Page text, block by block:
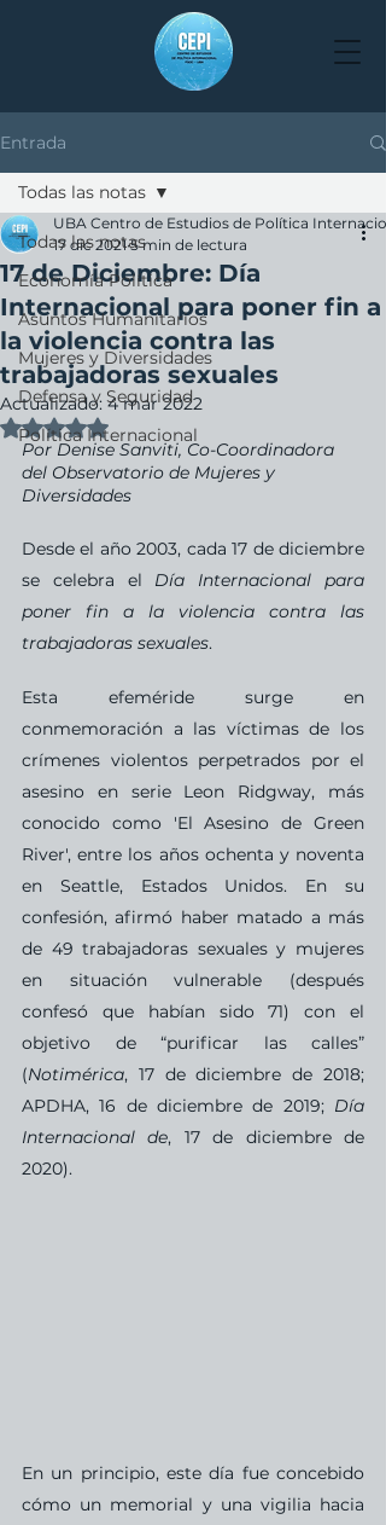
Entrada
Todas las notas
Economía Política
Asuntos Humanitarios
Mujeres y Diversidades
Defensa y Seguridad
Política Internacional
Todas las notas
17 de Diciembre: Día
Internacional para poner fin a
la violencia contra las
trabajadoras sexuales
UBA Centro de Estudios de Política
17 dic 2021 5 min de lectura
Actualizado:4 mar 2022
Obtuvo NaN de 5 estrellas.
Por Denise Sanviti, Co-Coordinadora
del Observatorio de Mujeres y
Diversidades
Desde el año 2003, cada 17 de diciembre
se celebra el Día Internacional para
poner fin a la violencia contra las
trabajadoras sexuales.
Esta efeméride surge en
conmemoración a las víctimas de los
crímenes violentos perpetrados por el
asesino en serie Leon Ridgway, más
conocido como 'El Asesino de Green
River', entre los años ochenta y noventa
en Seattle, Estados Unidos. En su
confesión, afirmó haber matado a más
de 49 trabajadoras sexuales y mujeres
en situación vulnerable (después
confesó que habían sido 71) con el
objetivo de “purificar las calles”
(Notimérica, 17 de diciembre de 2018;
APDHA, 16 de diciembre de 2019; Día
Internacional de, 17 de diciembre de
2020).
En un principio, este día fue concebido
cómo un memorial y una vigilia hacia